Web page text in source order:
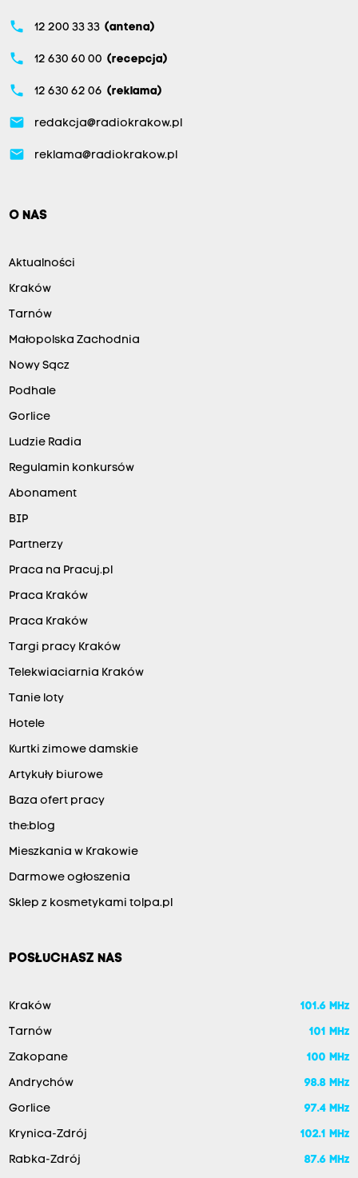
phone 12 200 33 33 (antena)
phone 12 630 60 00 (recepcja)
phone 12 630 62 06 (reklama)
email redakcja@radiokrakow.pl
email reklama@radiokrakow.pl
O NAS
Aktualności
Kraków
Tarnów
Małopolska Zachodnia
Nowy Sącz
Podhale
Gorlice
Ludzie Radia
Regulamin konkursów
Abonament
BIP
Partnerzy
Praca na Pracuj.pl
Praca Kraków
Praca Kraków
Targi pracy Kraków
Telekwiaciarnia Kraków
Tanie loty
Hotele
Kurtki zimowe damskie
Artykuły biurowe
Baza ofert pracy
the:blog
Mieszkania w Krakowie
Darmowe ogłoszenia
Sklep z kosmetykami tolpa.pl
POSŁUCHASZ NAS
Kraków 101.6 MHz
Tarnów 101 MHz
Zakopane 100 MHz
Andrychów 98.8 MHz
Gorlice 97.4 MHz
Krynica-Zdrój 102.1 MHz
Rabka-Zdrój 87.6 MHz